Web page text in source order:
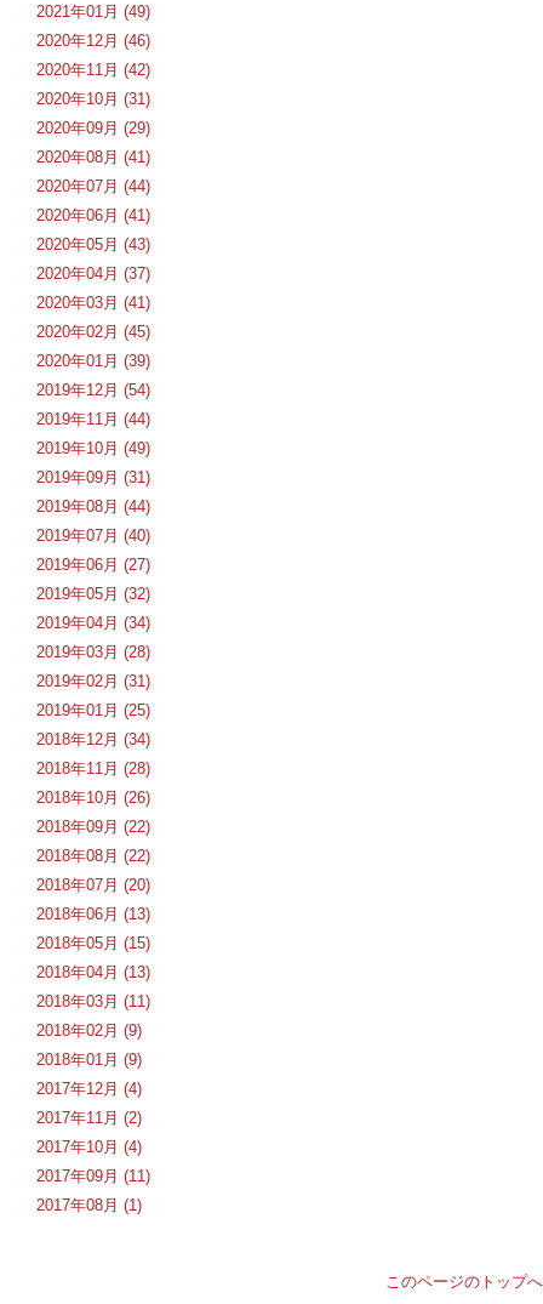
2021年01月 (49)
2020年12月 (46)
2020年11月 (42)
2020年10月 (31)
2020年09月 (29)
2020年08月 (41)
2020年07月 (44)
2020年06月 (41)
2020年05月 (43)
2020年04月 (37)
2020年03月 (41)
2020年02月 (45)
2020年01月 (39)
2019年12月 (54)
2019年11月 (44)
2019年10月 (49)
2019年09月 (31)
2019年08月 (44)
2019年07月 (40)
2019年06月 (27)
2019年05月 (32)
2019年04月 (34)
2019年03月 (28)
2019年02月 (31)
2019年01月 (25)
2018年12月 (34)
2018年11月 (28)
2018年10月 (26)
2018年09月 (22)
2018年08月 (22)
2018年07月 (20)
2018年06月 (13)
2018年05月 (15)
2018年04月 (13)
2018年03月 (11)
2018年02月 (9)
2018年01月 (9)
2017年12月 (4)
2017年11月 (2)
2017年10月 (4)
2017年09月 (11)
2017年08月 (1)
このページのトップへ